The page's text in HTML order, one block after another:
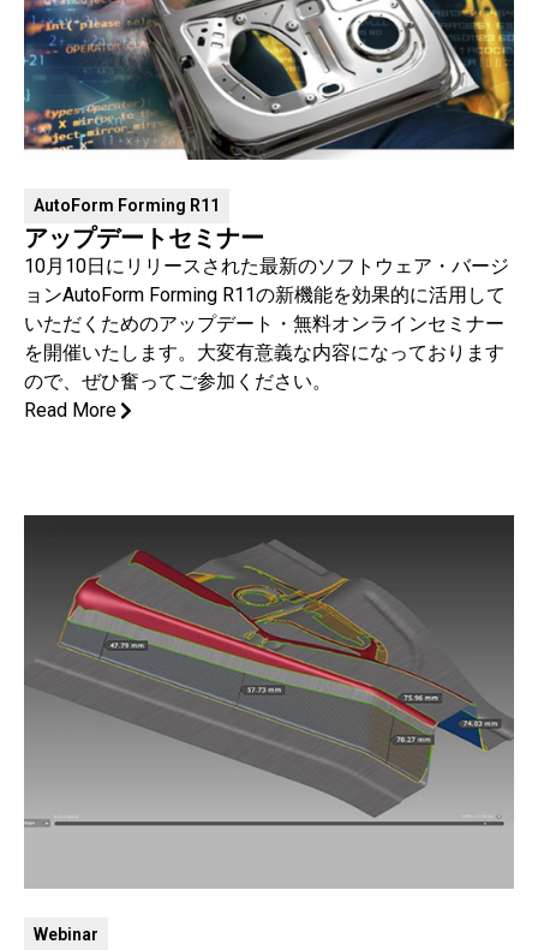
AutoForm Forming R11
アップデートセミナー
10月10日にリリースされた最新のソフトウェア・バージ
ョンAutoForm Forming R11の新機能を効果的に活用して
いただくためのアップデート・無料オンラインセミナー
を開催いたします。大変有意義な内容になっております
ので、ぜひ奮ってご参加ください。
Read More
Webinar